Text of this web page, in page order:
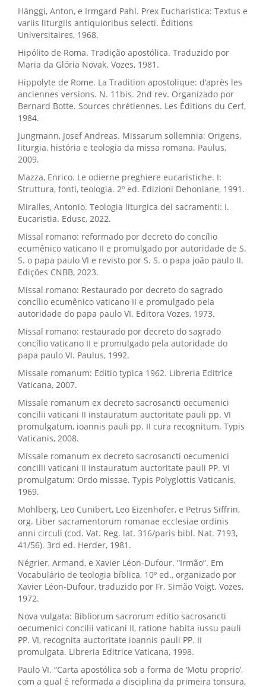
Hänggi, Anton, e Irmgard Pahl. Prex Eucharistica: Textus e
variis liturgiis antiquioribus selecti. Éditions
Universitaires, 1968.
Hipólito de Roma. Tradição apostólica. Traduzido por
Maria da Glória Novak. Vozes, 1981.
Hippolyte de Rome. La Tradition apostolique: d’après les
anciennes versions. N. 11bis. 2nd rev. Organizado por
Bernard Botte. Sources chrétiennes. Les Éditions du Cerf,
1984.
Jungmann, Josef Andreas. Missarum sollemnia: Origens,
liturgia, história e teologia da missa romana. Paulus,
2009.
Mazza, Enrico. Le odierne preghiere eucaristiche. I:
Struttura, fonti, teologia. 2º ed. Edizioni Dehoniane, 1991.
Miralles, Antonio. Teologia liturgica dei sacramenti: I.
Eucaristia. Edusc, 2022.
Missal romano: reformado por decreto do concílio
ecumênico vaticano II e promulgado por autoridade de S.
S. o papa paulo VI e revisto por S. S. o papa joão paulo II.
Edições CNBB, 2023.
Missal romano: Restaurado por decreto do sagrado
concílio ecumênico vaticano II e promulgado pela
autoridade do papa paulo VI. Editora Vozes, 1973.
Missal romano: restaurado por decreto do sagrado
concílio vaticano II e promulgado pela autoridade do
papa paulo VI. Paulus, 1992.
Missale romanum: Editio typica 1962. Libreria Editrice
Vaticana, 2007.
Missale romanum ex decreto sacrosancti oecumenici
concilii vaticani II instauratum auctoritate pauli pp. VI
promulgatum, ioannis pauli pp. II cura recognitum. Typis
Vaticanis, 2008.
Missale romanum ex decreto sacrosancti oecumenici
concilii vaticani II instauratum auctoritate pauli PP. VI
promulgatum: Ordo missae. Typis Polyglottis Vaticanis,
1969.
Mohlberg, Leo Cunibert, Leo Eizenhöfer, e Petrus Siffrin,
org. Liber sacramentorum romanae ecclesiae ordinis
anni circuli (cod. Vat. Reg. lat. 316/paris bibl. Nat. 7193,
41/56). 3rd ed. Herder, 1981.
Négrier, Armand, e Xavier Léon-Dufour. “Irmão”. Em
Vocabulário de teologia bíblica, 10º ed., organizado por
Xavier Léon-Dufour, traduzido por Fr. Simão Voigt. Vozes,
1972.
Nova vulgata: Bibliorum sacrorum editio sacrosancti
oecumenici concilii vaticani II, ratione habita iussu pauli
PP. VI, recognita auctoritate ioannis pauli PP. II
promulgata. Libreria Editrice Vaticana, 1998.
Paulo VI. “Carta apostólica sob a forma de ‘Motu proprio’,
com a qual é reformada a disciplina da primeira tonsura,